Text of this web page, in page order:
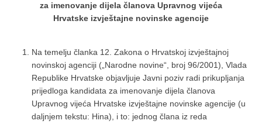
za imenovanje dijela članova Upravnog vijeća
Hrvatske izvještajne novinske agencije
Na temelju članka 12. Zakona o Hrvatskoj izvještajnoj
novinskoj agenciji („Narodne novine“, broj 96/2001), Vlada
Republike Hrvatske objavljuje Javni poziv radi prikupljanja
prijedloga kandidata za imenovanje dijela članova
Upravnog vijeća Hrvatske izvještajne novinske agencije (u
daljnjem tekstu: Hina), i to: jednog člana iz reda